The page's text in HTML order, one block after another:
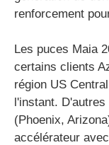
renforcement
Les puces Maia
certains clients
région US
l'instant.
(Phoenix,
accélérateur